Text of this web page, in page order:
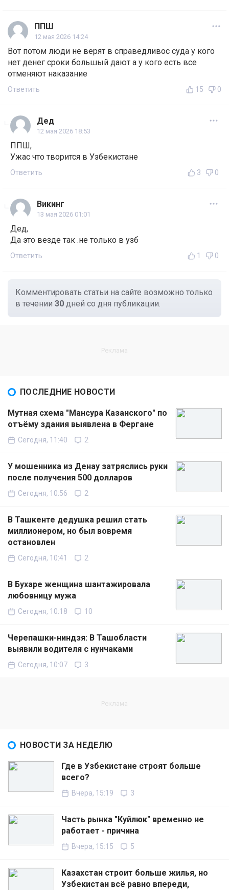
ППШ
12 мая 2026 14:24
Вот потом люди не верят в справедливос суда у кого
нет денег сроки большый дают а у кого есть все
отменяют наказание
Ответить 15 0
Дед
12 мая 2026 18:53
ППШ,
Ужас что творится в Узбекистане
Ответить 3 0
Викинг
13 мая 2026 01:01
Дед,
Да это везде так .не только в узб
Ответить 1 0
Комментировать статьи на сайте возможно только
в течении 30 дней со дня публикации.
ПОСЛЕДНИЕ НОВОСТИ
Мутная схема "Мансура Казанского" по
отъёму здания выявлена в Фергане
Сегодня, 11:40 2
У мошенника из Денау затряслись руки
после получения 500 долларов
Сегодня, 10:56 2
В Ташкенте дедушка решил стать
миллионером, но был вовремя
остановлен
Сегодня, 10:41 2
В Бухаре женщина шантажировала
любовницу мужа
Сегодня, 10:18 10
Черепашки-ниндзя: В Ташобласти
выявили водителя с нунчаками
Сегодня, 10:07 3
НОВОСТИ ЗА НЕДЕЛЮ
Где в Узбекистане строят больше
всего?
Вчера, 15:19 3
Часть рынка "Куйлюк" временно не
работает - причина
Вчера, 15:15 5
Казахстан строит больше жилья, но
Узбекистан всё равно впереди,